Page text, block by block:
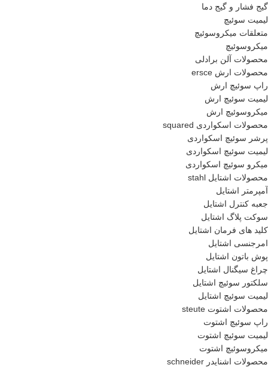
گیج فشار و گیج دما
لیمیت سوئیچ
متعلقات میکروسوئیچ
میکروسوئیچ
محصولات آلن برادلی
محصولات ارش ersce
راپ سوئیچ ارش
لیمیت سوئیچ ارش
میکروسوئیچ ارش
محصولات اسکواردی squared
پرشر سوئیچ اسکواردی
لیمیت سوئیچ اسکواردی
میکرو سوئیچ اسکواردی
محصولات اشتایل stahl
آمپرمتر اشتایل
جعبه کنترل اشتایل
سوکت پلاگ اشتایل
کلید های فرمان اشتایل
امرجنسی اشتایل
پوش باتون اشتایل
چراغ سیگنال اشتایل
سلکتور سوئیچ اشتایل
لیمیت سوئیچ اشتایل
محصولات اشتوت steute
راپ سوئیچ اشتوت
لیمیت سوئیچ اشتوت
میکروسوئیچ اشتوت
محصولات اشنایدر schneider